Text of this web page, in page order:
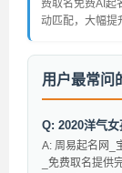
费取名免费AI起
动匹配，大幅提
用户最常问
Q: 2020洋气女
A: 周易起名网_
_免费取名提